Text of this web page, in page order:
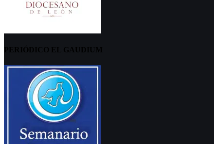
PERIÓDICO EL GAUDIUM